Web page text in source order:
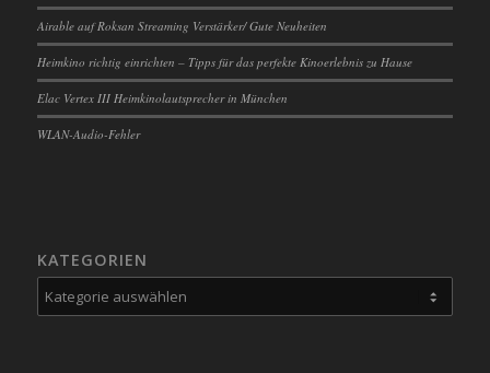
Airable auf Roksan Streaming Verstärker/ Gute Neuheiten
Heimkino richtig einrichten – Tipps für das perfekte Kinoerlebnis zu Hause
Elac Vertex III Heimkinolautsprecher in München
WLAN-Audio-Fehler
KATEGORIEN